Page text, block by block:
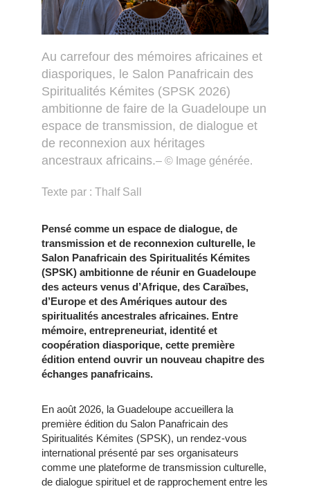
Au carrefour des mémoires africaines et
diasporiques, le Salon Panafricain des
Spiritualités Kémites (SPSK 2026)
ambitionne de faire de la Guadeloupe un
espace de transmission, de dialogue et
de reconnexion aux héritages
ancestraux africains.– © Image générée.
Texte par : Thalf Sall
Pensé comme un espace de dialogue, de
transmission et de reconnexion culturelle, le
Salon Panafricain des Spiritualités Kémites
(SPSK) ambitionne de réunir en Guadeloupe
des acteurs venus d’Afrique, des Caraïbes,
d’Europe et des Amériques autour des
spiritualités ancestrales africaines. Entre
mémoire, entrepreneuriat, identité et
coopération diasporique, cette première
édition entend ouvrir un nouveau chapitre des
échanges panafricains.
En août 2026, la Guadeloupe accueillera la
première édition du Salon Panafricain des
Spiritualités Kémites (SPSK), un rendez-vous
international présenté par ses organisateurs
comme une plateforme de transmission culturelle,
de dialogue spirituel et de rapprochement entre les